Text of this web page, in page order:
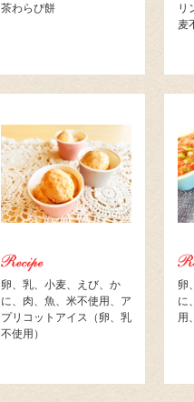
茶わらび餅
リ
麦
卵、乳、小麦、えび、か
に、肉、魚、米不使用、ア
プリコットアイス（卵、乳
不使用）
卵
に
用